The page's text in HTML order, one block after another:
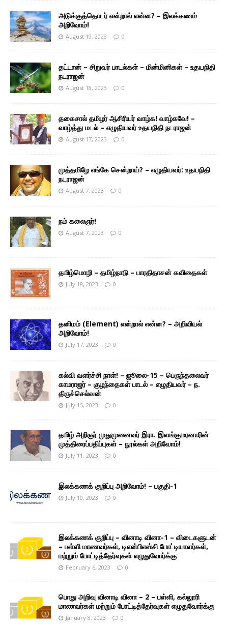
அடுக்குத்தொடர் என்றால் என்ன? – இலக்கணம்
அறிவோம்!
August 19, 2023 0
தட்டான் – சிறுவர் பாடல்கள் – மின்மினிகள் – உதயநிதி
நடராஜன்
August 18, 2023 0
தகைசால் தமிழர் ஆசிரியர் வாழ்க! வாழ்கவே! –
வாழ்த்து மடல் – எழுதியவர் உதயநிதி நடராஜன்
August 17, 2023 0
முத்தமிழே எங்கே சென்றாய்? – எழுதியவர்: உதயநிதி
நடராஜன்
August 7, 2023 0
நம் கலைஞர்!
August 7, 2023 0
தமிழ்மொழி – தமிழ்நாடு – பாரதிதாசன் கவிதைகள்
July 18, 2023 0
தனிமம் (Element) என்றால் என்ன? – அறிவியல்
அறிவோம்!
July 17, 2023 0
கல்வி வளர்ச்சி நாள்! – ஜூலை-15 – பெருந்தலைவர்
காமராஜர் – குழந்தைகள் பாடல் – எழுதியவர் – ந.
திருச்செல்வன்
July 15, 2023 0
தமிழ் அறிஞர் முதுமுனைவர் இரா. இளங்குமரனாரின்
முத்திரைப்பதிப்புகள் – நூல்கள் அறிவோம்!
July 11, 2023 0
இலக்கணக் குறிப்பு அறிவோம்! – பகுதி-1
July 10, 2023 0
இலக்கணக் குறிப்பு – வினாடி வினா-1 – விடைகளுடன்
– பள்ளி மாணவர்கள், டிஎன்பிஎஸ்சி போட்டியாளர்கள்,
மற்றும் போட்டித்தேர்வுகள் எழுதுவோர்க்கு
February 6, 2023 0
பொது அறிவு வினாடி வினா – 2 – பள்ளி, கல்லூரி
மாணவர்கள் மற்றும் போட்டித்தேர்வுகள் எழுதுவோர்க்கு
January 8, 2023 0